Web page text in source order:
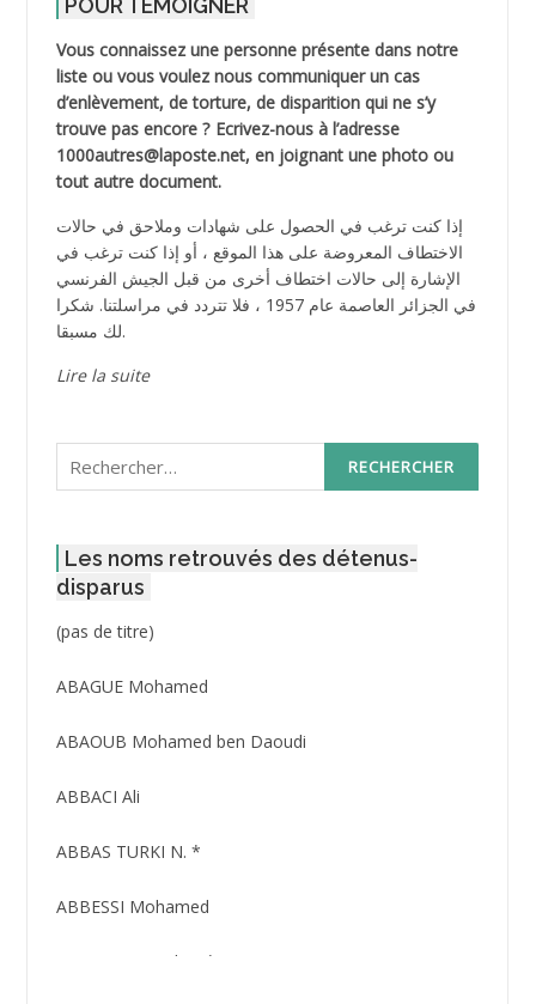
POUR TEMOIGNER
Vous connaissez une personne présente dans notre
liste ou vous voulez nous communiquer un cas
d’enlèvement, de torture, de disparition qui ne s’y
trouve pas encore ? Ecrivez-nous à l’adresse
1000autres@laposte.net, en joignant une photo ou
tout autre document.
إذا كنت ترغب في الحصول على شهادات وملاحق في حالات
الاختطاف المعروضة على هذا الموقع ، أو إذا كنت ترغب في
الإشارة إلى حالات اختطاف أخرى من قبل الجيش الفرنسي
في الجزائر العاصمة عام 1957 ، فلا تتردد في مراسلتنا. شكرا
لك مسبقا.
Lire la suite
Rechercher :
Les noms retrouvés des détenus-
disparus
(pas de titre)Post
3416
ABAGUE Mohamed
ABAOUB Mohamed ben Daoudi
ABBACI Ali
ABBAS TURKI N. *
ABBESSI Mohamed
ABBOUR Azzedine *